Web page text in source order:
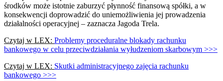
środków może istotnie zaburzyć płynność finansową spółki, a w
konsekwencji doprowadzić do uniemożliwienia jej prowadzenia
działalności operacyjnej – zaznacza Jagoda Trela.
Czytaj w LEX: Problemy proceduralne blokady rachunku
bankowego w celu przeciwdziałania wyłudzeniom skarbowym >>>
Czytaj w LEX: Skutki administracyjnego zajęcia rachunku
bankowego >>>